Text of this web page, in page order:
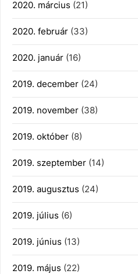
2020. március (21)
2020. február (33)
2020. január (16)
2019. december (24)
2019. november (38)
2019. október (8)
2019. szeptember (14)
2019. augusztus (24)
2019. július (6)
2019. június (13)
2019. május (22)